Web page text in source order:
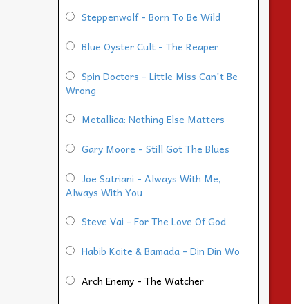
Steppenwolf - Born To Be Wild
Blue Oyster Cult - The Reaper
Spin Doctors - Little Miss Can't Be
Wrong
Metallica: Nothing Else Matters
Gary Moore - Still Got The Blues
Joe Satriani - Always With Me,
Always With You
Steve Vai - For The Love Of God
Habib Koite & Bamada - Din Din Wo
Arch Enemy - The Watcher